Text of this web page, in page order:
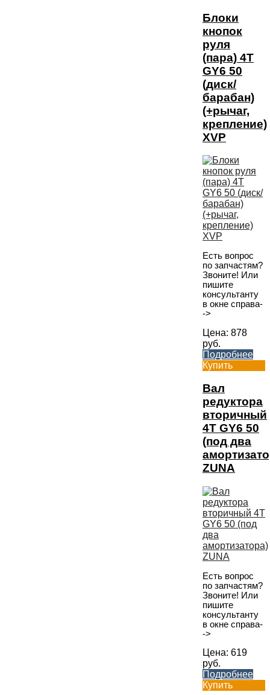
Блоки
кнопок
руля
(пара) 4T
GY6 50
(диск/
барабан)
(+рычаг,
крепление)
XVP
Есть вопрос
по запчастям?
Звоните! Или
пишите
консультанту
в окне справа-
->
Цена: 878
руб.
Подробнее
Купить
Вал
редуктора
вторичный
4T GY6 50
(под два
ZUNA
Есть вопрос
по запчастям?
Звоните! Или
пишите
консультанту
в окне справа-
->
Цена: 619
руб.
Подробнее
Купить